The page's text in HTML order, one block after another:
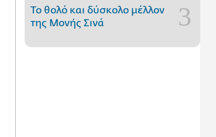
Το θολό και δύσκολο μέλλον
της Μονής Σινά